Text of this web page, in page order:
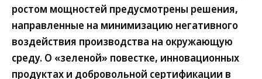
ростом мощностей предусмотрены решения,
направленные на минимизацию негативного
воздействия производства на окружающую
среду. О «зеленой» повестке, инновационных
продуктах и добровольной сертификации в